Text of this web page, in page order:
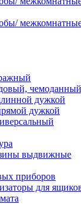
чемоданный
дужкой
дужкой
выдвижные
приборов
для